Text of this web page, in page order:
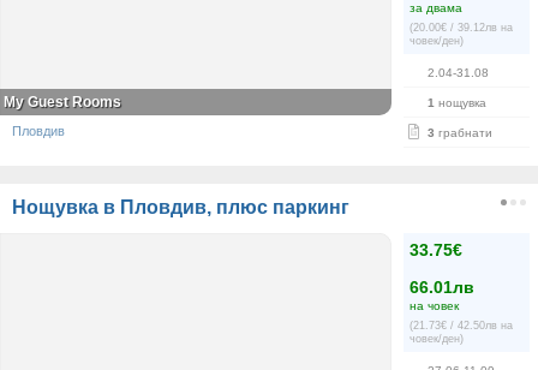
за двама
(20.00€ / 39.12лв на
човек/ден)
2.04-31.08
1 нощувка
3 грабнати
My Guest Rooms
Пловдив
Нощувка в Пловдив, плюс паркинг
33.75€
66.01лв
на човек
(21.73€ / 42.50лв на
човек/ден)